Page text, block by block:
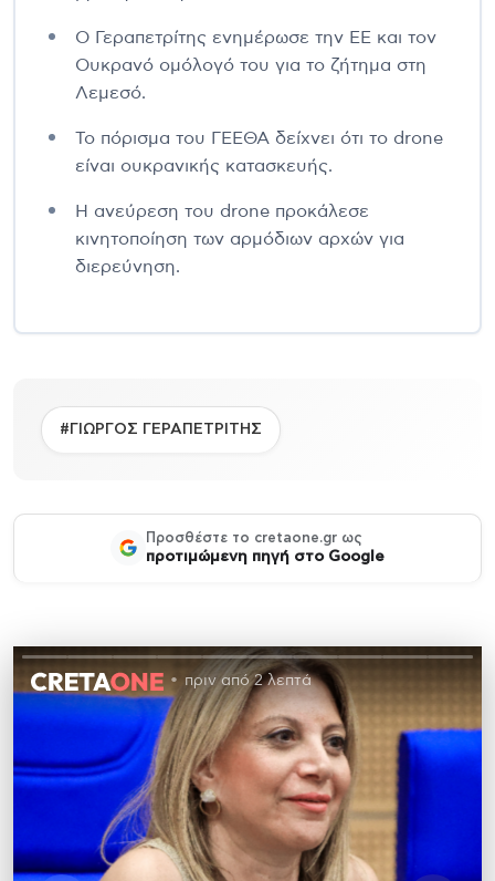
Ο Γεραπετρίτης ενημέρωσε την ΕΕ και τον
Ουκρανό ομόλογό του για το ζήτημα στη
Λεμεσό.
Το πόρισμα του ΓΕΕΘΑ δείχνει ότι το drone
είναι ουκρανικής κατασκευής.
Η ανεύρεση του drone προκάλεσε
κινητοποίηση των αρμόδιων αρχών για
διερεύνηση.
#ΓΙΩΡΓΟΣ ΓΕΡΑΠΕΤΡΙΤΗΣ
Προσθέστε το cretaone.gr ως
προτιμώμενη πηγή στο Google
πριν από 2 λεπτά